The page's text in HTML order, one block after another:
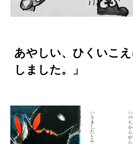
あやしい、ひくいこ
しました。」